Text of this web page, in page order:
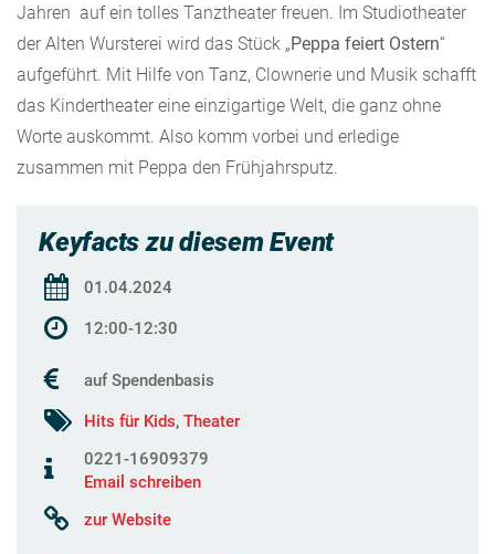
Jahren auf ein tolles Tanztheater freuen. Im Studiotheater
der Alten Wursterei wird das Stück „Peppa feiert Ostern“
aufgeführt. Mit Hilfe von Tanz, Clownerie und Musik schafft
das Kindertheater eine einzigartige Welt, die ganz ohne
Worte auskommt. Also komm vorbei und erledige
zusammen mit Peppa den Frühjahrsputz.
Keyfacts zu diesem Event
01.04.2024
12:00-12:30
auf Spendenbasis
Hits für Kids, Theater
0221-16909379
Email schreiben
zur Website